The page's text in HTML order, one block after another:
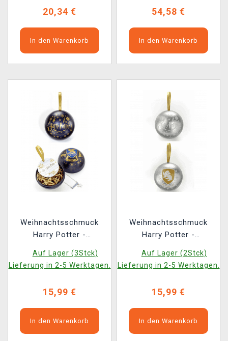
20,34 €
In den Warenkorb
54,58 €
In den Warenkorb
Weihnachtsschmuck
Harry Potter -
Anhänger innen)
Auf Lager (3Stck)
Lieferung in 2-5 Werktagen.
15,99 €
In den Warenkorb
Weihnachtsschmuck
Harry Potter -
Anhänger innen)
Auf Lager (2Stck)
Lieferung in 2-5 Werktagen.
15,99 €
In den Warenkorb